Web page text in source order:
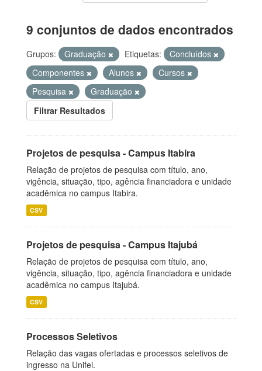
9 conjuntos de dados encontrados
Grupos: Graduação Etiquetas:
Concluídos
Componentes
Alunos
Cursos
Pesquisa
Graduação
Filtrar Resultados
Projetos de pesquisa - Campus Itabira
Relação de projetos de pesquisa com título, ano,
vigência, situação, tipo, agência financiadora e unidade
acadêmica no campus Itabira.
CSV
Projetos de pesquisa - Campus Itajubá
Relação de projetos de pesquisa com título, ano,
vigência, situação, tipo, agência financiadora e unidade
acadêmica no campus Itajubá.
CSV
Processos Seletivos
Relação das vagas ofertadas e processos seletivos de
ingresso na Unifei.